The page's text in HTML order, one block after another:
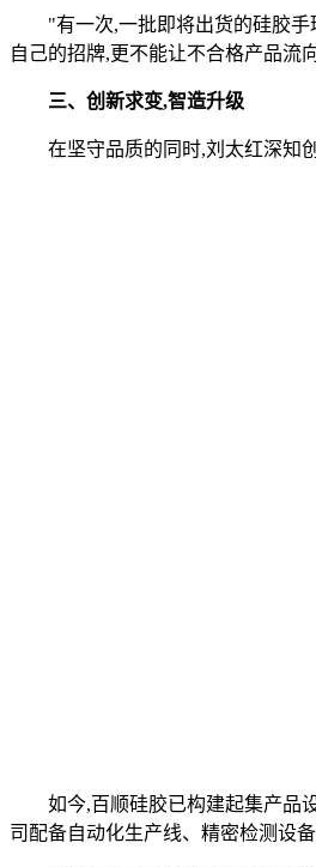
"有一次,一批即将出货的硅胶
自己的招牌,更不能让不合格产品流
三、创新求变,智造升级
在坚守品质的同时,刘太红深知
如今,百顺硅胶已构建起集产品
司配备自动化生产线、精密检测设